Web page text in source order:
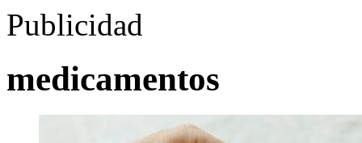
Publicidad
medicamentos